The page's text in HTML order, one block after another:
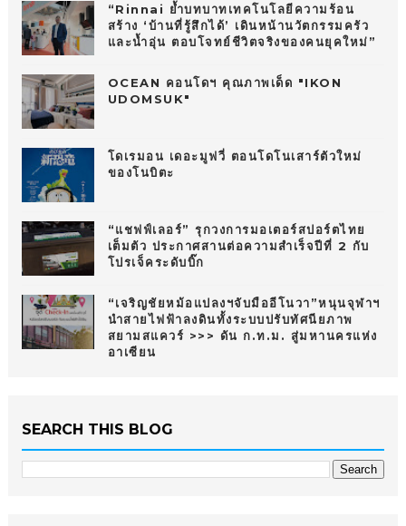
“Rinnai ย้ำบทบาทเทคโนโลยีความร้อน
สร้าง ‘บ้านที่รู้สึกได้’ เดินหน้านวัตกรรมครัว
และน้ำอุ่น ตอบโจทย์ชีวิตจริงของคนยุคใหม่”
OCEAN คอนโดฯ คุณภาพเด็ด "IKON
UDOMSUK"
โดเรมอน เดอะมูฟวี่ ตอนโดโนเสาร์ตัวใหม่
ของโนบิตะ
“แชฟฟ์เลอร์” รุกวงการมอเตอร์สปอร์ตไทย
เต็มตัว ประกาศสานต่อความสำเร็จปีที่ 2 กับ
โปรเจ็คระดับบิ๊ก
“เจริญชัยหม้อแปลงฯจับมืออีโนวา”หนุนจุฬาฯ
นำสายไฟฟ้าลงดินทั้งระบบปรับทัศนียภาพ
สยามสแควร์ >>> ดัน ก.ท.ม. สู่มหานครแห่ง
อาเซียน
SEARCH THIS BLOG